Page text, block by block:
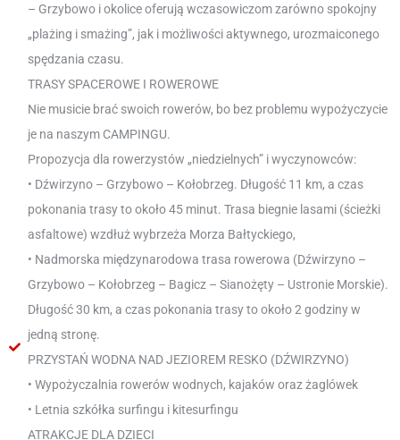
– Grzybowo i okolice oferują wczasowiczom zarówno spokojny
„plażing i smażing”, jak i możliwości aktywnego, urozmaiconego
spędzania czasu.
TRASY SPACEROWE I ROWEROWE
Nie musicie brać swoich rowerów, bo bez problemu wypożyczycie
je na naszym CAMPINGU.
Propozycja dla rowerzystów „niedzielnych” i wyczynowców:
• Dźwirzyno – Grzybowo – Kołobrzeg. Długość 11 km, a czas
pokonania trasy to około 45 minut. Trasa biegnie lasami (ścieżki
asfaltowe) wzdłuż wybrzeża Morza Bałtyckiego,
• Nadmorska międzynarodowa trasa rowerowa (Dźwirzyno –
Grzybowo – Kołobrzeg – Bagicz – Sianożęty – Ustronie Morskie).
Długość 30 km, a czas pokonania trasy to około 2 godziny w
jedną stronę.
PRZYSTAŃ WODNA NAD JEZIOREM RESKO (DŹWIRZYNO)
• Wypożyczalnia rowerów wodnych, kajaków oraz żaglówek
• Letnia szkółka surfingu i kitesurfingu
ATRAKCJE DLA DZIECI